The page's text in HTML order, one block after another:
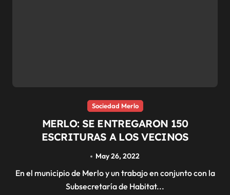
Sociedad Merlo
MERLO: SE ENTREGARON 150
ESCRITURAS A LOS VECINOS
May 26, 2022
En el municipio de Merlo y un trabajo en conjunto con la
Subsecretaría de Habitat...